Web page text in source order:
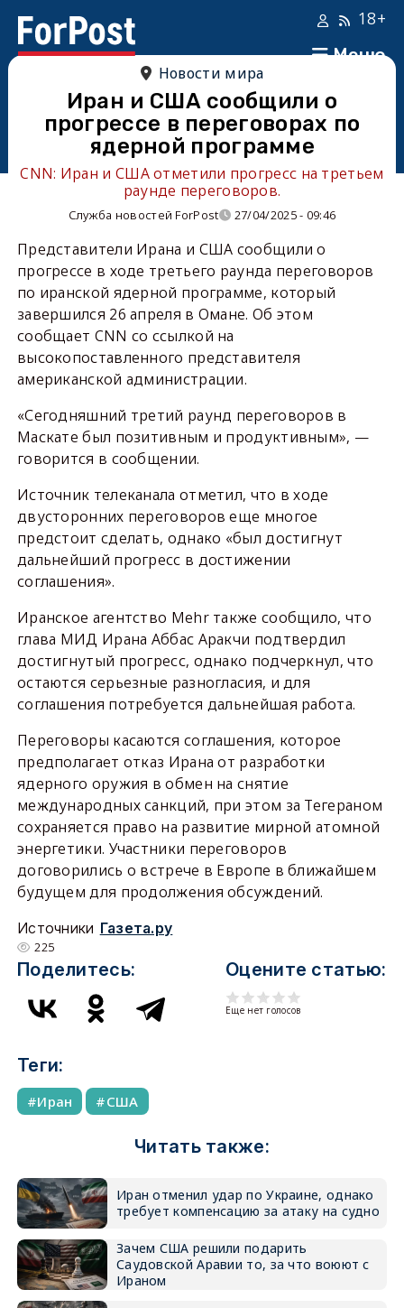
Меню
18+
Новости мира
Иран и США сообщили о
прогрессе в переговорах по
ядерной программе
CNN: Иран и США отметили прогресс на третьем
раунде переговоров.
Служба новостей ForPost 27/04/2025 - 09:46
Представители Ирана и США сообщили о
прогрессе в ходе третьего раунда переговоров
по иранской ядерной программе, который
завершился 26 апреля в Омане. Об этом
сообщает CNN со ссылкой на
высокопоставленного представителя
американской администрации.
«Сегодняшний третий раунд переговоров в
Маскате был позитивным и продуктивным», —
говорится в сообщении.
Источник телеканала отметил, что в ходе
двусторонних переговоров еще многое
предстоит сделать, однако «был достигнут
дальнейший прогресс в достижении
соглашения».
Иранское агентство Mehr также сообщило, что
глава МИД Ирана Аббас Аракчи подтвердил
достигнутый прогресс, однако подчеркнул, что
остаются серьезные разногласия, и для
соглашения потребуется дальнейшая работа.
Переговоры касаются соглашения, которое
предполагает отказ Ирана от разработки
ядерного оружия в обмен на снятие
международных санкций, при этом за Тегераном
сохраняется право на развитие мирной атомной
энергетики. Участники переговоров
договорились о встрече в Европе в ближайшем
будущем для продолжения обсуждений.
Источники Газета.ру
225
Поделитесь: Оцените статью:
Еще нет голосов
Теги:
Иран США
Читать также:
Иран отменил удар по Украине, однако
требует компенсацию за атаку на судно
Зачем США решили подарить
Саудовской Аравии то, за что воюют с
Ираном